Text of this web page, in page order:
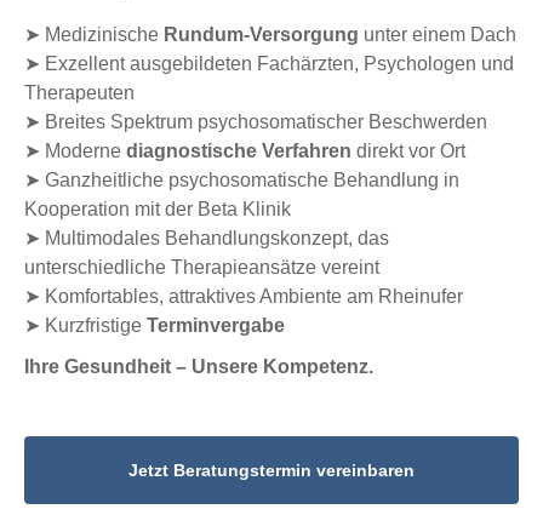
➤ Medizinische Rundum-Versorgung unter einem Dach
➤ Exzellent ausgebildeten Fachärzten, Psychologen und
Therapeuten
➤ Breites Spektrum psychosomatischer Beschwerden
➤ Moderne diagnostische Verfahren direkt vor Ort
➤ Ganzheitliche psychosomatische Behandlung in
Kooperation mit der Beta Klinik
➤ Multimodales Behandlungskonzept, das
unterschiedliche Therapieansätze vereint
➤ Komfortables, attraktives Ambiente am Rheinufer
➤ Kurzfristige Terminvergabe
Ihre Gesundheit – Unsere Kompetenz.
Jetzt Beratungstermin vereinbaren